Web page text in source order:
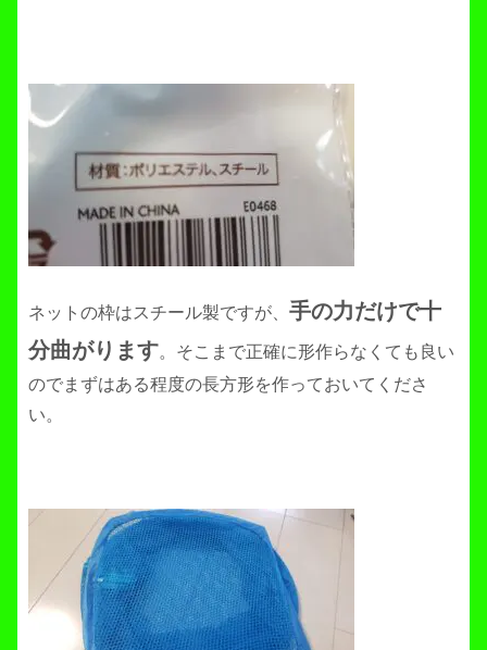
ネットの枠はスチール製ですが、 手の力だけで十
分曲がります。そこまで正確に形作らなくても良い
のでまずはある程度の長方形を作っておいてくださ
い。